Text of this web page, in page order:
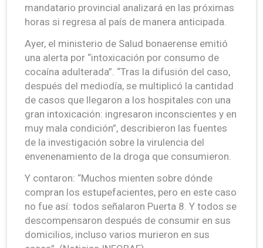
mandatario provincial analizará en las próximas
horas si regresa al país de manera anticipada.
Ayer, el ministerio de Salud bonaerense emitió
una alerta por “intoxicación por consumo de
cocaína adulterada”. “Tras la difusión del caso,
después del mediodía, se multiplicó la cantidad
de casos que llegaron a los hospitales con una
gran intoxicación: ingresaron inconscientes y en
muy mala condición”, describieron las fuentes
de la investigación sobre la virulencia del
envenenamiento de la droga que consumieron.
Y contaron: “Muchos mienten sobre dónde
compran los estupefacientes, pero en este caso
no fue así: todos señalaron Puerta 8. Y todos se
descompensaron después de consumir en sus
domicilios, incluso varios murieron en sus